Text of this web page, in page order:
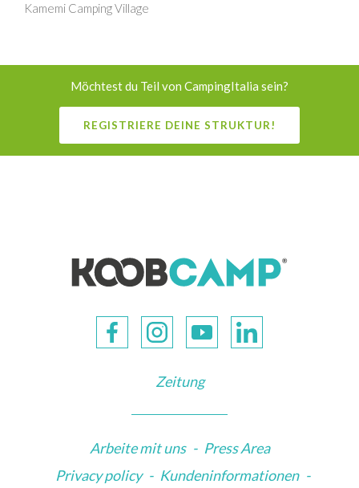
Kamemi Camping Village
Möchtest du Teil von CampingItalia sein?
REGISTRIERE DEINE STRUKTUR!
Zeitung
Arbeite mit uns - Press Area
Privacy policy - Kundeninformationen -